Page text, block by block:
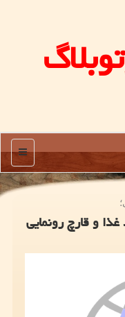
منو
و قارچ رونمایی